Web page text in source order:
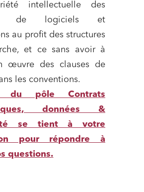
intellectuelle des
de logiciels et
au profit des structures
et ce sans avoir à
œuvre des clauses de
les conventions.
du pôle Contrats
données &
se tient à votre
pour répondre à
questions.
et contrats
acteurs de l’économie sociale et